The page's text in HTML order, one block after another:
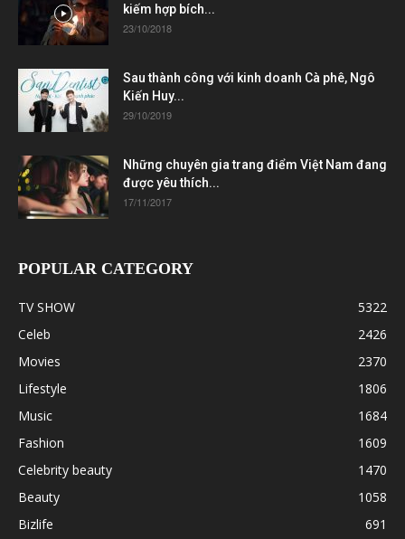
kiếm hợp bích...
23/10/2018
Sau thành công với kinh doanh Cà phê, Ngô
Kiến Huy...
29/10/2019
Những chuyên gia trang điểm Việt Nam đang
được yêu thích...
17/11/2017
POPULAR CATEGORY
TV SHOW
5322
Celeb
2426
Movies
2370
Lifestyle
1806
Music
1684
Fashion
1609
Celebrity beauty
1470
Beauty
1058
Bizlife
691